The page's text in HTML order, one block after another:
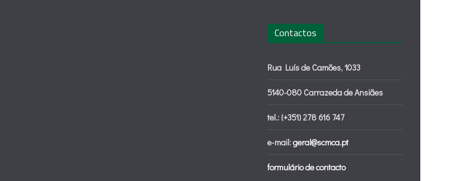
Contactos
Rua Luís de Camões, 1033
5140-080 Carrazeda de Ansiães
tel.: (+351) 278 616 747
e-mail:geral@scmca.pt
formulário de contacto